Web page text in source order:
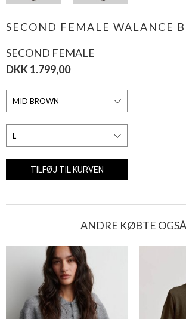
SECOND FEMALE WALANCE
SECOND FEMALE
DKK 1.799,00
ANDRE KØBTE OGSÅ